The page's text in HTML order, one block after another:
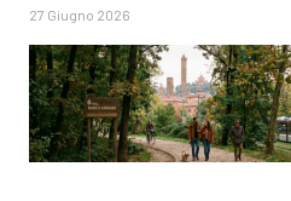
27 Giugno 2026